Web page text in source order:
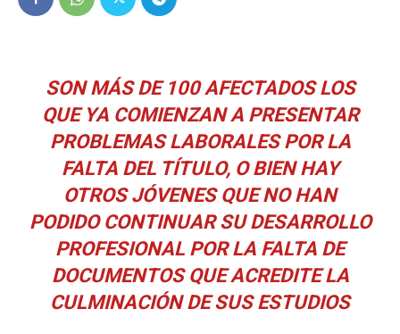
SON MÁS DE 100 AFECTADOS LOS
QUE YA COMIENZAN A PRESENTAR
PROBLEMAS LABORALES POR LA
FALTA DEL TÍTULO, O BIEN HAY
OTROS JÓVENES QUE NO HAN
PODIDO CONTINUAR SU DESARROLLO
PROFESIONAL POR LA FALTA DE
DOCUMENTOS QUE ACREDITE LA
CULMINACIÓN DE SUS ESTUDIOS